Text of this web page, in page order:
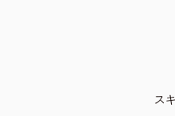
ス